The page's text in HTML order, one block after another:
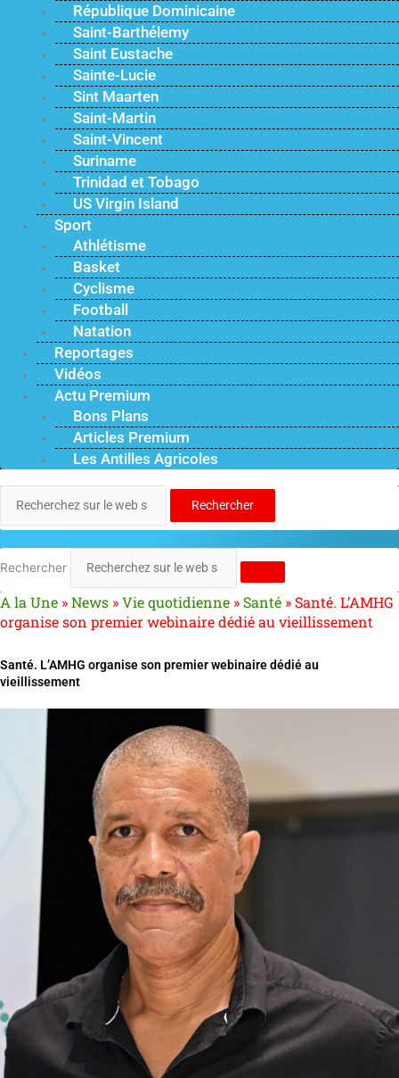
République Dominicaine
Saint-Barthélemy
Saint Eustache
Sainte-Lucie
Sint Maarten
Saint-Martin
Saint-Vincent
Suriname
Trinidad et Tobago
US Virgin Island
Sport
Athlétisme
Basket
Cyclisme
Football
Natation
Reportages
Vidéos
Actu Premium
Bons Plans
Articles Premium
Les Antilles Agricoles
Rechercher
Rechercher
A la Une »News »Vie quotidienne »Santé »Santé. L’AMHG
organise son premier webinaire dédié au vieillissement
Santé. L’AMHG organise son premier webinaire dédié au
vieillissement